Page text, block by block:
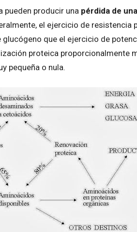
pueden producir una pérdida de
el ejercicio de resistencia
que el ejercicio de
proteica proporcionalmente
pequeña o nula.